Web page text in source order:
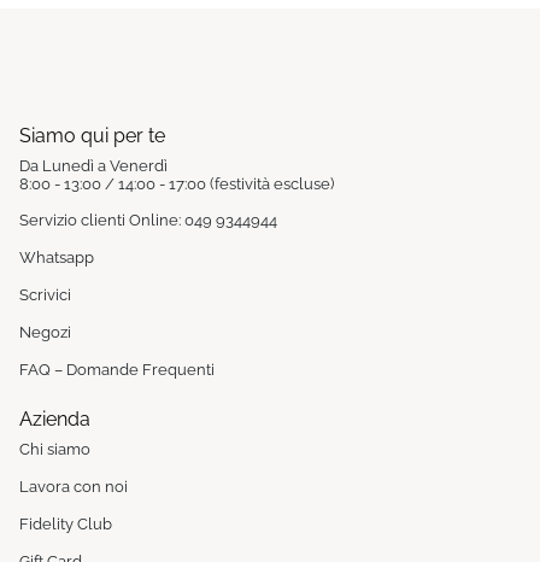
Siamo qui per te
Da Lunedì a Venerdì
8:00 - 13:00 / 14:00 - 17:00 (festività escluse)
Servizio clienti Online: 049 9344944
Whatsapp
Scrivici
Negozi
FAQ – Domande Frequenti
Azienda
Chi siamo
Lavora con noi
Fidelity Club